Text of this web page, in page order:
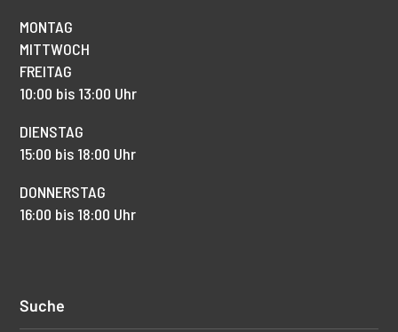
MONTAG
MITTWOCH
FREITAG
10:00 bis 13:00 Uhr
DIENSTAG
15:00 bis 18:00 Uhr
DONNERSTAG
16:00 bis 18:00 Uhr
Suche